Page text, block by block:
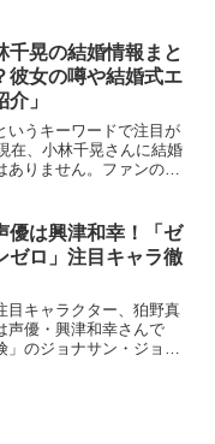
千晃の結婚情報まと
彼女の噂や結婚式エ
」
いうキーワードで注目が
在、小林千晃さんに結婚
りません。ファンの間
優は興津和幸！「ゼ
ゼロ」注目キャラ徹
目キャラクター、狛野真
声優・興津和幸さんで
」のジョナサン・ジョー